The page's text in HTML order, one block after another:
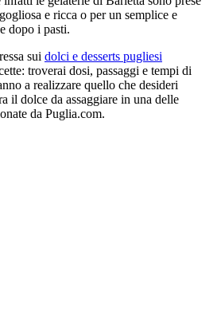
e ricca o per un semplice e
dopo i pasti.
sui dolci e desserts pugliesi
troverai dosi, passaggi e tempi di
a realizzare quello che desideri
il dolce da assaggiare in una delle
da Puglia.com.